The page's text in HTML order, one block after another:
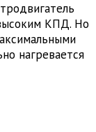
КПД. Но
нагревается